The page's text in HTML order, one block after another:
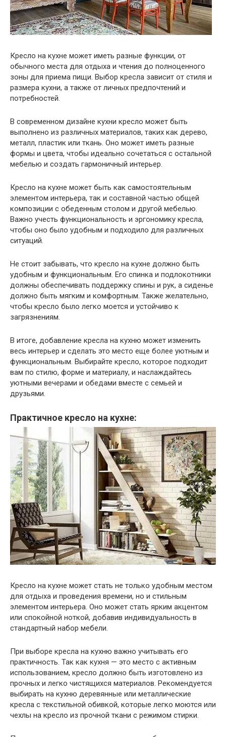
Кресло на кухне может иметь разные функции, от
обычного места для отдыха и чтения до полноценного
зоны для приема пищи. Выбор кресла зависит от стиля и
размера кухни, а также от личных предпочтений и
потребностей.
В современном дизайне кухни кресло может быть
выполнено из различных материалов, таких как дерево,
металл, пластик или ткань. Оно может иметь разные
формы и цвета, чтобы идеально сочетаться с остальной
мебелью и создать гармоничный интерьер.
Кресло на кухне может быть как самостоятельным
элементом интерьера, так и составной частью общей
композиции с обеденным столом и другой мебелью.
Важно учесть функциональность и эргономику кресла,
чтобы оно было удобным и подходило для различных
ситуаций.
Не стоит забывать, что кресло на кухне должно быть
удобным и функциональным. Его спинка и подлокотники
должны обеспечивать поддержку спины и рук, а сиденье
должно быть мягким и комфортным. Также желательно,
чтобы кресло было легко моется и устойчиво к
загрязнениям.
В итоге, добавление кресла на кухню может изменить
весь интерьер и сделать это место еще более уютным и
функциональным. Выбирайте кресло, которое подходит
вам по стилю, форме и материалу, и наслаждайтесь
уютными вечерами и обедами вместе с семьей и
друзьями.
Практичное кресло на кухне:
Кресло на кухне может стать не только удобным местом
для отдыха и проведения времени, но и стильным
элементом интерьера. Оно может стать ярким акцентом
или спокойной ноткой, добавив индивидуальность в
стандартный набор мебели.
При выборе кресла на кухню важно учитывать его
практичность. Так как кухня — это место с активным
использованием, кресло должно быть изготовлено из
прочных и легко чистящихся материалов. Рекомендуется
выбирать на кухню деревянные или металлические
кресла с текстильной обивкой, которые легко моются или
чехлы на кресло из прочной ткани с режимом стирки.